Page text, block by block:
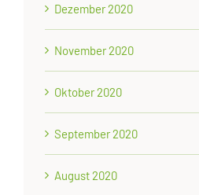
Dezember 2020
November 2020
Oktober 2020
September 2020
August 2020